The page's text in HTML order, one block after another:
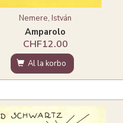
Nemere, István
Amparolo
CHF12.00
Al la korbo